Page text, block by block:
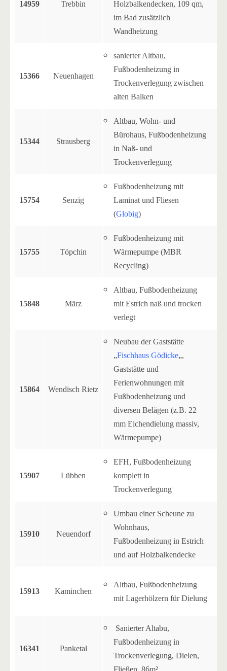
14959 Trebbin
Holzbalkendecken, 109 qm,
im Bad zusätzlich
Wandheizung
15366 Neuenhagen
sanierter Altbau,
Fußbodenheizung in
Trockenverlegung zwischen
alten Balken
15344 Strausberg
Altbau, Wohn- und
Bürohaus, Fußbodenheizung
in Naß- und
Trockenverlegung
15754 Senzig
Fußbodenheizung mit
Laminat und Fliesen
(Globig)
15755 Töpchin
Fußbodenheizung mit
Wärmepumpe (MBR
Recycling)
15848 März
Altbau, Fußbodenheizung
mit Estrich naß und trocken
verlegt
15864 Wendisch Rietz
Neubau der Gaststätte
„Fischhaus Gödicke„,
Gaststätte und
Ferienwohnungen mit
Fußbodenheizung und
diversen Belägen (z.B. 22
mm Eichendielung massiv,
Wärmepumpe)
15907 Lübben
EFH, Fußbodenheizung
komplett in
Trockenverlegung
15910 Neuendorf
Umbau einer Scheune zu
Wohnhaus,
Fußbodenheizung in Estrich
und auf Holzbalkendecke
15913 Kaminchen
Altbau, Fußbodenheizung
mit Lagerhölzern für Dielung
16341 Panketal
Sanierter Altabu,
Fußbodenheizung in
Trockenverlegung, Dielen,